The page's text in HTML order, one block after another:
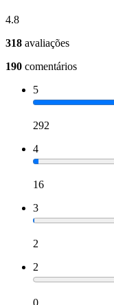
4.8
318 avaliações
190 comentários
5
292
4
16
3
2
2
0